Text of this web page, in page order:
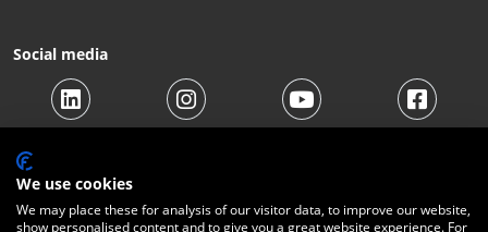
Social media
We use cookies
We may place these for analysis of our visitor data, to improve our website,
show personalised content and to give you a great website experience. For